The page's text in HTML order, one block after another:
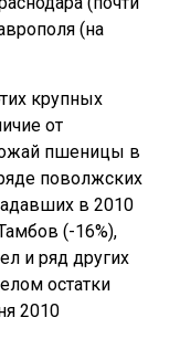
(на
крупных
от
пшеницы в
поволжских
в 2010
(-16%),
и ряд других
остатки
2010